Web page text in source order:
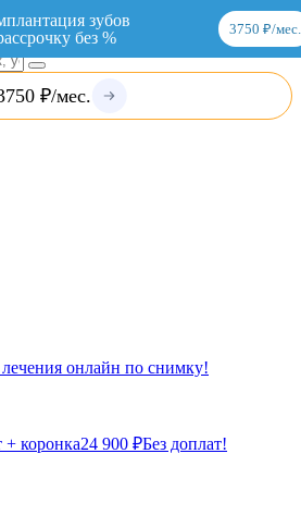
₽/мес.
лечения онлайн по снимку!
коронка24 900 ₽Без доплат!
зубов
без %
3750 ₽/мес.